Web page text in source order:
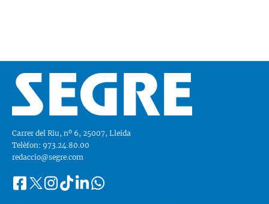
Carrer del Riu, nº 6, 25007, Lleida
Telèfon: 973.24.80.00
redaccio@segre.com
Segueix-
FacebookInstagram
TiktokLinkedinWhatsapp